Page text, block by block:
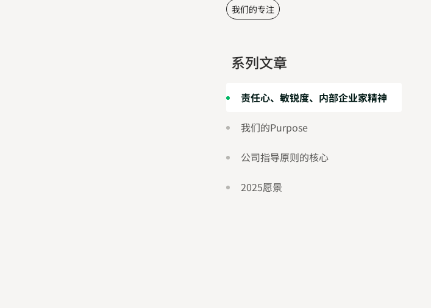
我们的专注
系列文章
责任心、敏锐度、内部企业家精神
我们的Purpose
公司指导原则的核心
2025愿景